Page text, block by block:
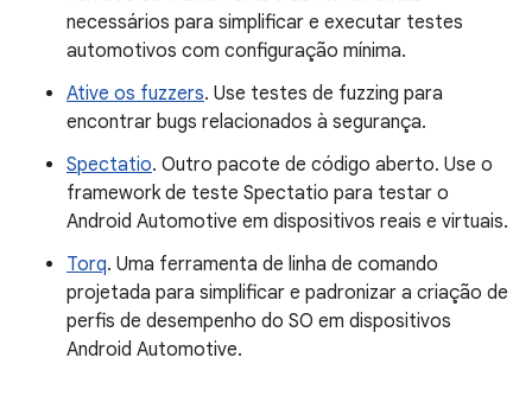
necessários para simplificar e executar testes
automotivos com configuração mínima.
Ative os fuzzers. Use testes de fuzzing para
encontrar bugs relacionados à segurança.
Spectatio. Outro pacote de código aberto. Use o
framework de teste Spectatio para testar o
Android Automotive em dispositivos reais e virtuais.
Torq. Uma ferramenta de linha de comando
projetada para simplificar e padronizar a criação de
perfis de desempenho do SO em dispositivos
Android Automotive.